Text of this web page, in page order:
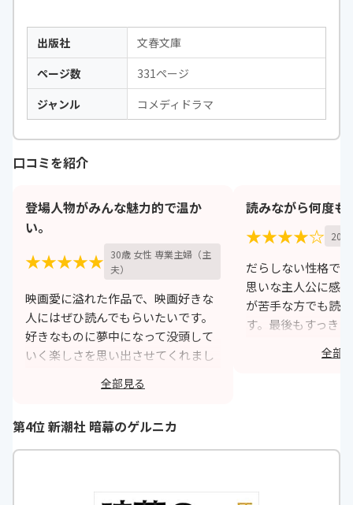
出版社
文春文庫
ページ数
331ページ
ジャンル
コメディドラマ
口コミを紹介
登場人物がみんな魅力的で温か
い。
★★★★★ 30歳 女性 専業主婦（主
夫）
映画愛に溢れた作品で、映画好きな
人にはぜひ読んでもらいたいです。
好きなものに夢中になって没頭して
いく楽しさを思い出させてくれまし
トン拍子に進んで行くのですが、心
涙が溢れました。
全部見る
読みながら何度も
★★★★☆ 20
だらしない性格で
思いな主人公に感
が苦手な方でも読
す。最後もすっき
カポカしていまし
全部
第4位 新潮社 暗幕のゲルニカ